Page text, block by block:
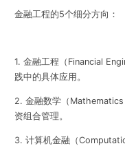
金融工程的5个细分方向：
1. 金融工程（Financial
践中的具体应用。
2. 金融数学（
资组合管理。
3. 计算机金融（